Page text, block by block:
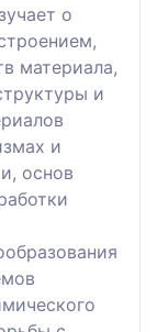
о
материала,
и
и
основ